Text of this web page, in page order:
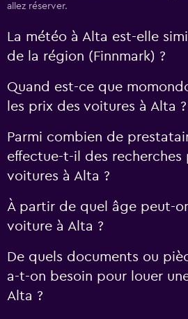
allez réserver.
La météo à Alta est-elle
de la région (Finnmark) ?
Quand est-ce que
les prix des voitures à Alta ?
Parmi combien de
effectue-t-il des recherches
voitures à Alta ?
À partir de quel âge peut-
voiture à Alta ?
De quels documents ou
a-t-on besoin pour louer
Alta ?